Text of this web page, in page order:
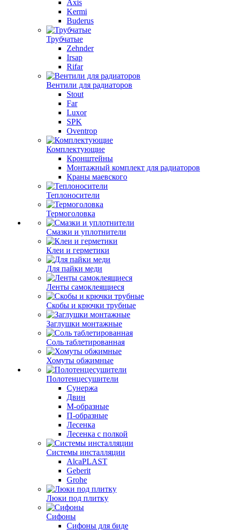
Axis
Kermi
Buderus
Трубчатые
Zehnder
Irsap
Rifar
Вентили для радиаторов
Stout
Far
Luxor
SPK
Oventrop
Комплектующие
Кронштейны
Монтажный комплект для радиаторов
Краны маевского
Теплоносители
Термоголовка
Смазки и уплотнители
Клеи и герметики
Для пайки меди
Ленты самоклеящиеся
Скобы и крючки трубные
Заглушки монтажные
Соль таблетированная
Хомуты обжимные
Полотенцесушители
Сунержа
Двин
М-образные
П-образные
Лесенка
Лесенка с полкой
Системы инсталляции
AlcaPLAST
Geberit
Grohe
Люки под плитку
Сифоны
Сифoны для биде